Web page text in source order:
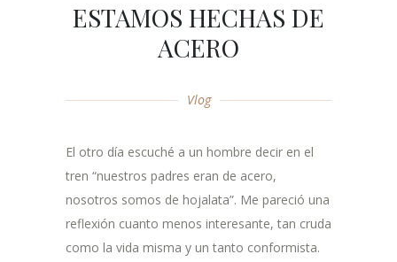
ESTAMOS HECHAS DE
ACERO
Vlog
El otro día escuché a un hombre decir en el
tren “nuestros padres eran de acero,
nosotros somos de hojalata”. Me pareció una
reflexión cuanto menos interesante, tan cruda
como la vida misma y un tanto conformista.